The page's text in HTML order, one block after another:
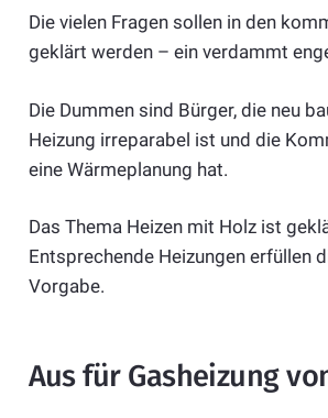
Die vielen Fragen sollen in den
geklärt werden – ein verdammt
Die Dummen sind Bürger, die neu
Heizung irreparabel ist und die
eine Wärmeplanung hat.
Das Thema Heizen mit Holz ist
Entsprechende Heizungen erfüllen
Vorgabe.
Aus für Gasheizung